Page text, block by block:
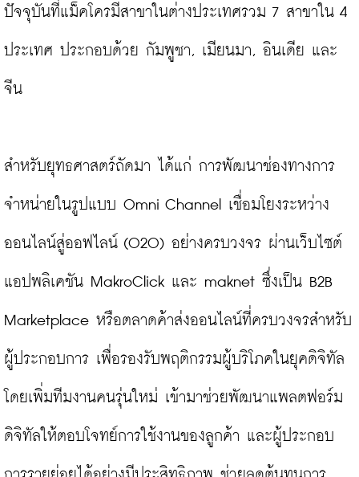
ปัจจุบันที่แม็คโครมีสาขาในต่างประเทศรวม 7 สาขาใน 4
ประเทศ ประกอบด้วย กัมพูชา, เมียนมา, อินเดีย และ
จีน
สำหรับยุทธศาสตร์ถัดมา ได้แก่ การพัฒนาช่องทางการ
จำหน่ายในรูปแบบ Omni Channel เชื่อมโยงระหว่าง
ออนไลน์สู่ออฟไลน์ (O2O) อย่างครบวงจร ผ่านเว็บไซต์
แอปพลิเคชัน MakroClick และ maknet ซึ่งเป็น B2B
Marketplace หรือตลาดค้าส่งออนไลน์ที่ครบวงจรสำหรับ
ผู้ประกอบการ เพื่อรองรับพฤติกรรมผู้บริโภคในยุคดิจิทัล
โดยเพิ่มทีมงานคนรุ่นใหม่ เข้ามาช่วยพัฒนาแพลตฟอร์ม
ดิจิทัลให้ตอบโจทย์การใช้งานของลูกค้า และผู้ประกอบ